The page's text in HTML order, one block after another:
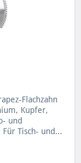
Flachzahn
Kupfer,
und
Tisch- und...